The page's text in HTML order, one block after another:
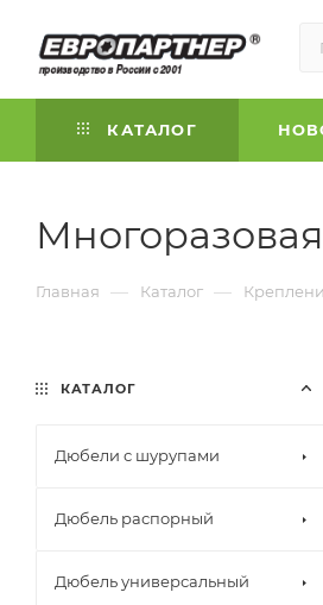
КАТАЛОГ
Главная — Каталог —
КАТАЛОГ
Дюбели с шурупами
Дюбель распорный
Дюбель универсальный